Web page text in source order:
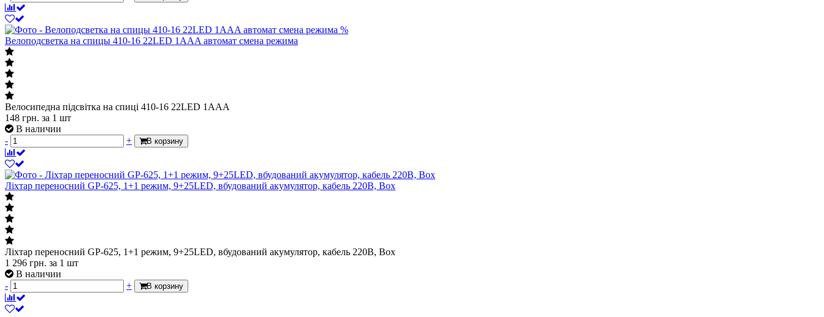
%
Велоподсветка на спицы 410-16 22LED 1AAA автомат смена режима
Велосипедна підсвітка на спиці 410-16 22LED 1AAA
148 грн. за 1 шт
В наличии
-
+ В корзину
Ліхтар переносний GP-625, 1+1 режим, 9+25LED, вбудований акумулятор, кабель 220B, Box
Ліхтар переносний GP-625, 1+1 режим, 9+25LED, вбудований акумулятор, кабель 220B, Box
1 296 грн. за 1 шт
В наличии
-
+ В корзину